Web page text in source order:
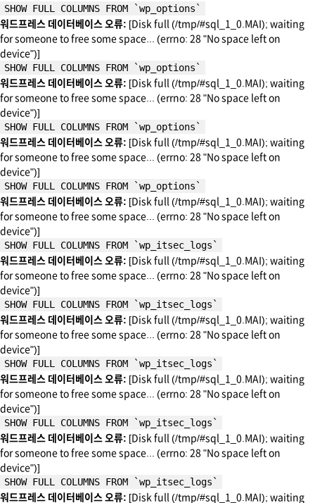
SHOW FULL COLUMNS FROM `wp_options`
워드프레스 데이터베이스 오류: [Disk full (/tmp/#sql_1_0.MAI); waiting
for someone to free some space... (errno: 28 "No space left on
device")]
SHOW FULL COLUMNS FROM `wp_options`
워드프레스 데이터베이스 오류: [Disk full (/tmp/#sql_1_0.MAI); waiting
for someone to free some space... (errno: 28 "No space left on
device")]
SHOW FULL COLUMNS FROM `wp_options`
워드프레스 데이터베이스 오류: [Disk full (/tmp/#sql_1_0.MAI); waiting
for someone to free some space... (errno: 28 "No space left on
device")]
SHOW FULL COLUMNS FROM `wp_options`
워드프레스 데이터베이스 오류: [Disk full (/tmp/#sql_1_0.MAI); waiting
for someone to free some space... (errno: 28 "No space left on
device")]
SHOW FULL COLUMNS FROM `wp_itsec_logs`
워드프레스 데이터베이스 오류: [Disk full (/tmp/#sql_1_0.MAI); waiting
for someone to free some space... (errno: 28 "No space left on
device")]
SHOW FULL COLUMNS FROM `wp_itsec_logs`
워드프레스 데이터베이스 오류: [Disk full (/tmp/#sql_1_0.MAI); waiting
for someone to free some space... (errno: 28 "No space left on
device")]
SHOW FULL COLUMNS FROM `wp_itsec_logs`
워드프레스 데이터베이스 오류: [Disk full (/tmp/#sql_1_0.MAI); waiting
for someone to free some space... (errno: 28 "No space left on
device")]
SHOW FULL COLUMNS FROM `wp_itsec_logs`
워드프레스 데이터베이스 오류: [Disk full (/tmp/#sql_1_0.MAI); waiting
for someone to free some space... (errno: 28 "No space left on
device")]
SHOW FULL COLUMNS FROM `wp_itsec_logs`
워드프레스 데이터베이스 오류: [Disk full (/tmp/#sql_1_0.MAI); waiting